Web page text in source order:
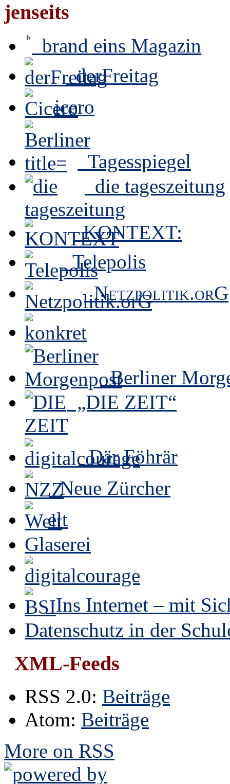
jenseits
brand eins Magazin
derFreitag
icero
Tagesspiegel
die tageszeitung
KONTEXT:
Telepolis
Netzpolitik.orG
Berliner
„DIE ZEIT“
Där Föhrär
Neue Zürcher
elt
Glaserei
Ins Internet – mit
Datenschutz in der
XML-Feeds
RSS 2.0: Beiträge
Atom: Beiträge
More on RSS